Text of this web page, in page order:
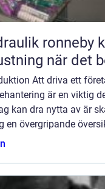
ronneby kunskap, service och rätt
när det
Att driva ett
är en viktig
kan dra nytta av är
en övergripande